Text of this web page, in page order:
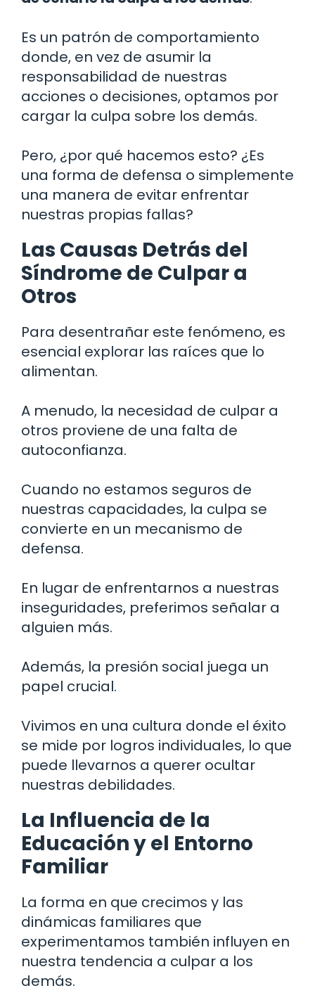
Es un patrón de comportamiento
donde, en vez de asumir la
responsabilidad de nuestras
acciones o decisiones, optamos por
cargar la culpa sobre los demás.
Pero, ¿por qué hacemos esto? ¿Es
una forma de defensa o simplemente
una manera de evitar enfrentar
nuestras propias fallas?
Las Causas Detrás del
Síndrome de Culpar a
Otros
Para desentrañar este fenómeno, es
esencial explorar las raíces que lo
alimentan.
A menudo, la necesidad de culpar a
otros proviene de una falta de
autoconfianza.
Cuando no estamos seguros de
nuestras capacidades, la culpa se
convierte en un mecanismo de
defensa.
En lugar de enfrentarnos a nuestras
inseguridades, preferimos señalar a
alguien más.
Además, la presión social juega un
papel crucial.
Vivimos en una cultura donde el éxito
se mide por logros individuales, lo que
puede llevarnos a querer ocultar
nuestras debilidades.
La Influencia de la
Educación y el Entorno
Familiar
La forma en que crecimos y las
dinámicas familiares que
experimentamos también influyen en
nuestra tendencia a culpar a los
demás.